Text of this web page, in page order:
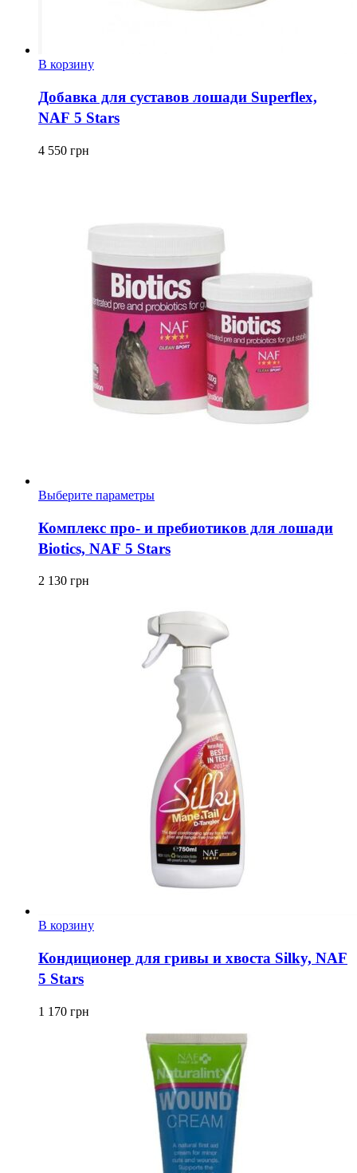
В корзину
Добавка для суставов лошади Superflex,
NAF 5 Stars
4 550 грн
Выберите параметрыЭтот
имеет
несколько
вариаций.
странице
товара.
Комплекс про- и пребиотиков для лошади
Biotics, NAF 5 Stars
2 130 грн
В корзину
Кондиционер для гривы и хвоста Silky, NAF
5 Stars
1 170 грн